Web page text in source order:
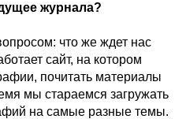
журнала?
что же ждет нас
сайт, на котором
почитать материалы
мы стараемся загружать
на самые разные темы.